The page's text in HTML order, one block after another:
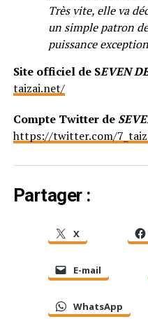
Très vite, elle va
un simple patron
puissance
Site officiel de SEVEN
taizai.net/
Compte Twitter de
https://twitter.com/
Partager :
X
E-mail
WhatsApp